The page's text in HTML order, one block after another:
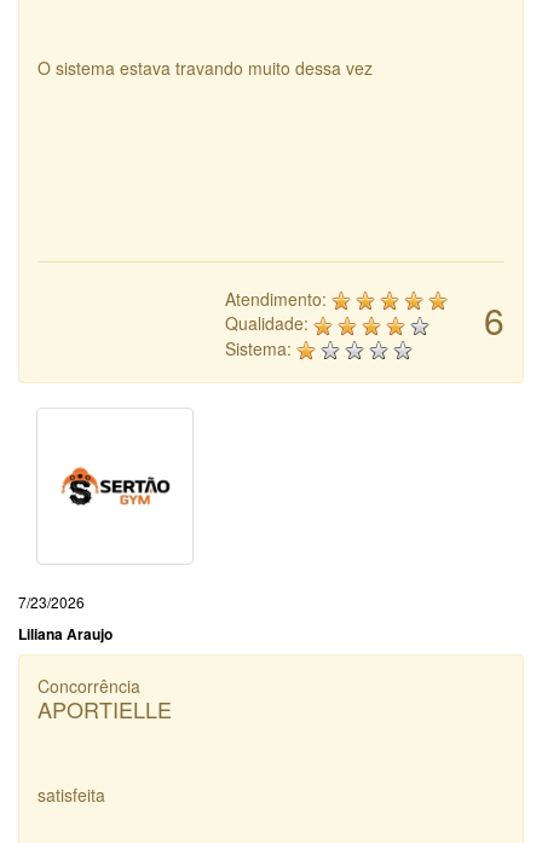
O sistema estava travando muito dessa vez
6
Atendimento:
Qualidade:
Sistema:
7/23/2026
Liliana Araujo
Concorrência
APORTIELLE
satisfeita